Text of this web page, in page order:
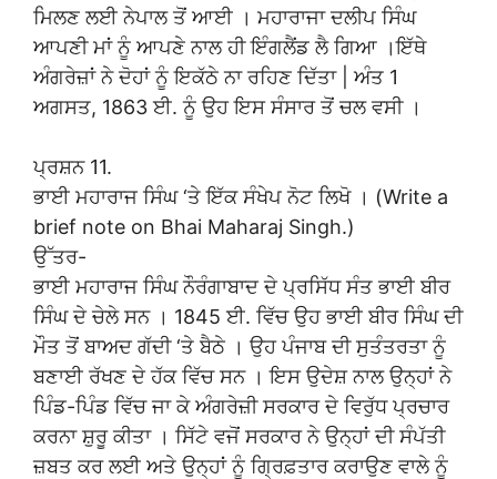
ਮਿਲਣ ਲਈ ਨੇਪਾਲ ਤੋਂ ਆਈ । ਮਹਾਰਾਜਾ ਦਲੀਪ ਸਿੰਘ
ਆਪਣੀ ਮਾਂ ਨੂੰ ਆਪਣੇ ਨਾਲ ਹੀ ਇੰਗਲੈਂਡ ਲੈ ਗਿਆ ।ਇੱਥੇ
ਅੰਗਰੇਜ਼ਾਂ ਨੇ ਦੋਹਾਂ ਨੂੰ ਇਕੱਠੇ ਨਾ ਰਹਿਣ ਦਿੱਤਾ | ਅੰਤ 1
ਅਗਸਤ, 1863 ਈ. ਨੂੰ ਉਹ ਇਸ ਸੰਸਾਰ ਤੋਂ ਚਲ ਵਸੀ ।
ਪ੍ਰਸ਼ਨ 11.
ਭਾਈ ਮਹਾਰਾਜ ਸਿੰਘ ‘ਤੇ ਇੱਕ ਸੰਖੇਪ ਨੋਟ ਲਿਖੋ । (Write a
brief note on Bhai Maharaj Singh.)
ਉੱਤਰ-
ਭਾਈ ਮਹਾਰਾਜ ਸਿੰਘ ਨੌਰੰਗਾਬਾਦ ਦੇ ਪ੍ਰਸਿੱਧ ਸੰਤ ਭਾਈ ਬੀਰ
ਸਿੰਘ ਦੇ ਚੇਲੇ ਸਨ । 1845 ਈ. ਵਿੱਚ ਉਹ ਭਾਈ ਬੀਰ ਸਿੰਘ ਦੀ
ਮੌਤ ਤੋਂ ਬਾਅਦ ਗੱਦੀ ‘ਤੇ ਬੈਠੇ । ਉਹ ਪੰਜਾਬ ਦੀ ਸੁਤੰਤਰਤਾ ਨੂੰ
ਬਣਾਈ ਰੱਖਣ ਦੇ ਹੱਕ ਵਿੱਚ ਸਨ । ਇਸ ਉਦੇਸ਼ ਨਾਲ ਉਨ੍ਹਾਂ ਨੇ
ਪਿੰਡ-ਪਿੰਡ ਵਿੱਚ ਜਾ ਕੇ ਅੰਗਰੇਜ਼ੀ ਸਰਕਾਰ ਦੇ ਵਿਰੁੱਧ ਪ੍ਰਚਾਰ
ਕਰਨਾ ਸ਼ੁਰੂ ਕੀਤਾ । ਸਿੱਟੇ ਵਜੋਂ ਸਰਕਾਰ ਨੇ ਉਨ੍ਹਾਂ ਦੀ ਸੰਪੱਤੀ
ਜ਼ਬਤ ਕਰ ਲਈ ਅਤੇ ਉਨ੍ਹਾਂ ਨੂੰ ਗ੍ਰਿਫ਼ਤਾਰ ਕਰਾਉਣ ਵਾਲੇ ਨੂੰ